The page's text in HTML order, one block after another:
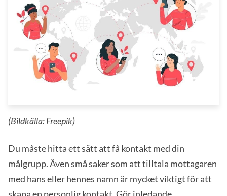
(Bildkälla:Freepik)
Du måste hitta ett sätt att få kontakt med din
målgrupp. Även små saker som att tilltala mottagaren
med hans eller hennes namn är mycket viktigt för att